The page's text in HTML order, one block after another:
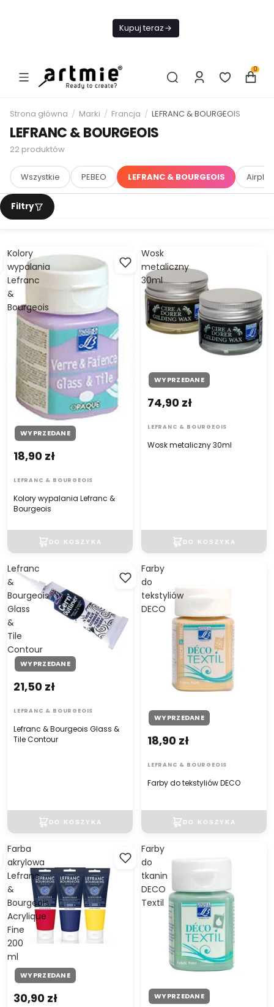
Kupuj teraz
0
Strona główna / Marki / Francja / LEFRANC & BOURGEOIS
LEFRANC & BOURGEOIS
22 produktów
Wszystkie PEBEO LEFRANC & BOURGEOIS Airplac
Kolory
wypalania
Lefranc
&
Bourgeois
WYPRZEDANE
Kolory wypalania Lefranc &
Bourgeois
18,90 zł
LEFRANC & BOURGEOIS
Wosk
metaliczny
30ml
WYPRZEDANE
Wosk metaliczny 30ml
74,90 zł
LEFRANC & BOURGEOIS
Lefranc
&
Bourgeois
Glass
&
Tile
Contour
WYPRZEDANE
Lefranc & Bourgeois Glass &
Tile Contour
21,50 zł
LEFRANC & BOURGEOIS
Farby
do
tekstyliów
DECO
WYPRZEDANE
Farby do tekstyliów DECO
18,90 zł
LEFRANC & BOURGEOIS
Farba
akrylowa
Lefranc
&
Bourgeois
Acrylique
Fine
200
ml
WYPRZEDANE
30,90 zł
Farby
do
tkanin
DECO
Textil
WYPRZEDANE